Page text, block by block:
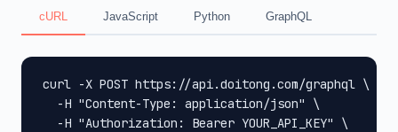
cURL JavaScript Python GraphQL
curl -X POST https://api.doitong.com/graphql \
  -H "Content-Type: application/json" \
  -H "Authorization: Bearer YOUR_API_KEY" \